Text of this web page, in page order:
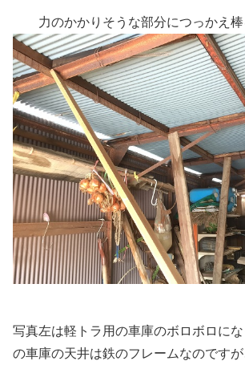
力のかかりそうな部分につっかえ
写真左は軽トラ用の車庫のボロボロに
の車庫の天井は鉄のフレームなのです